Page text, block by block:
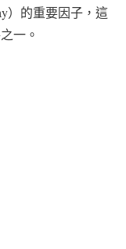
）的重要因子，這
一。